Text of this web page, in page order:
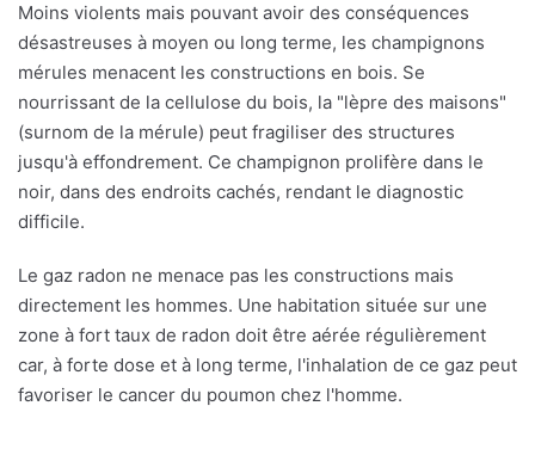
Moins violents mais pouvant avoir des conséquences
désastreuses à moyen ou long terme, les champignons
mérules menacent les constructions en bois. Se
nourrissant de la cellulose du bois, la "lèpre des maisons"
(surnom de la mérule) peut fragiliser des structures
jusqu'à effondrement. Ce champignon prolifère dans le
noir, dans des endroits cachés, rendant le diagnostic
difficile.
Le gaz radon ne menace pas les constructions mais
directement les hommes. Une habitation située sur une
zone à fort taux de radon doit être aérée régulièrement
car, à forte dose et à long terme, l'inhalation de ce gaz peut
favoriser le cancer du poumon chez l'homme.